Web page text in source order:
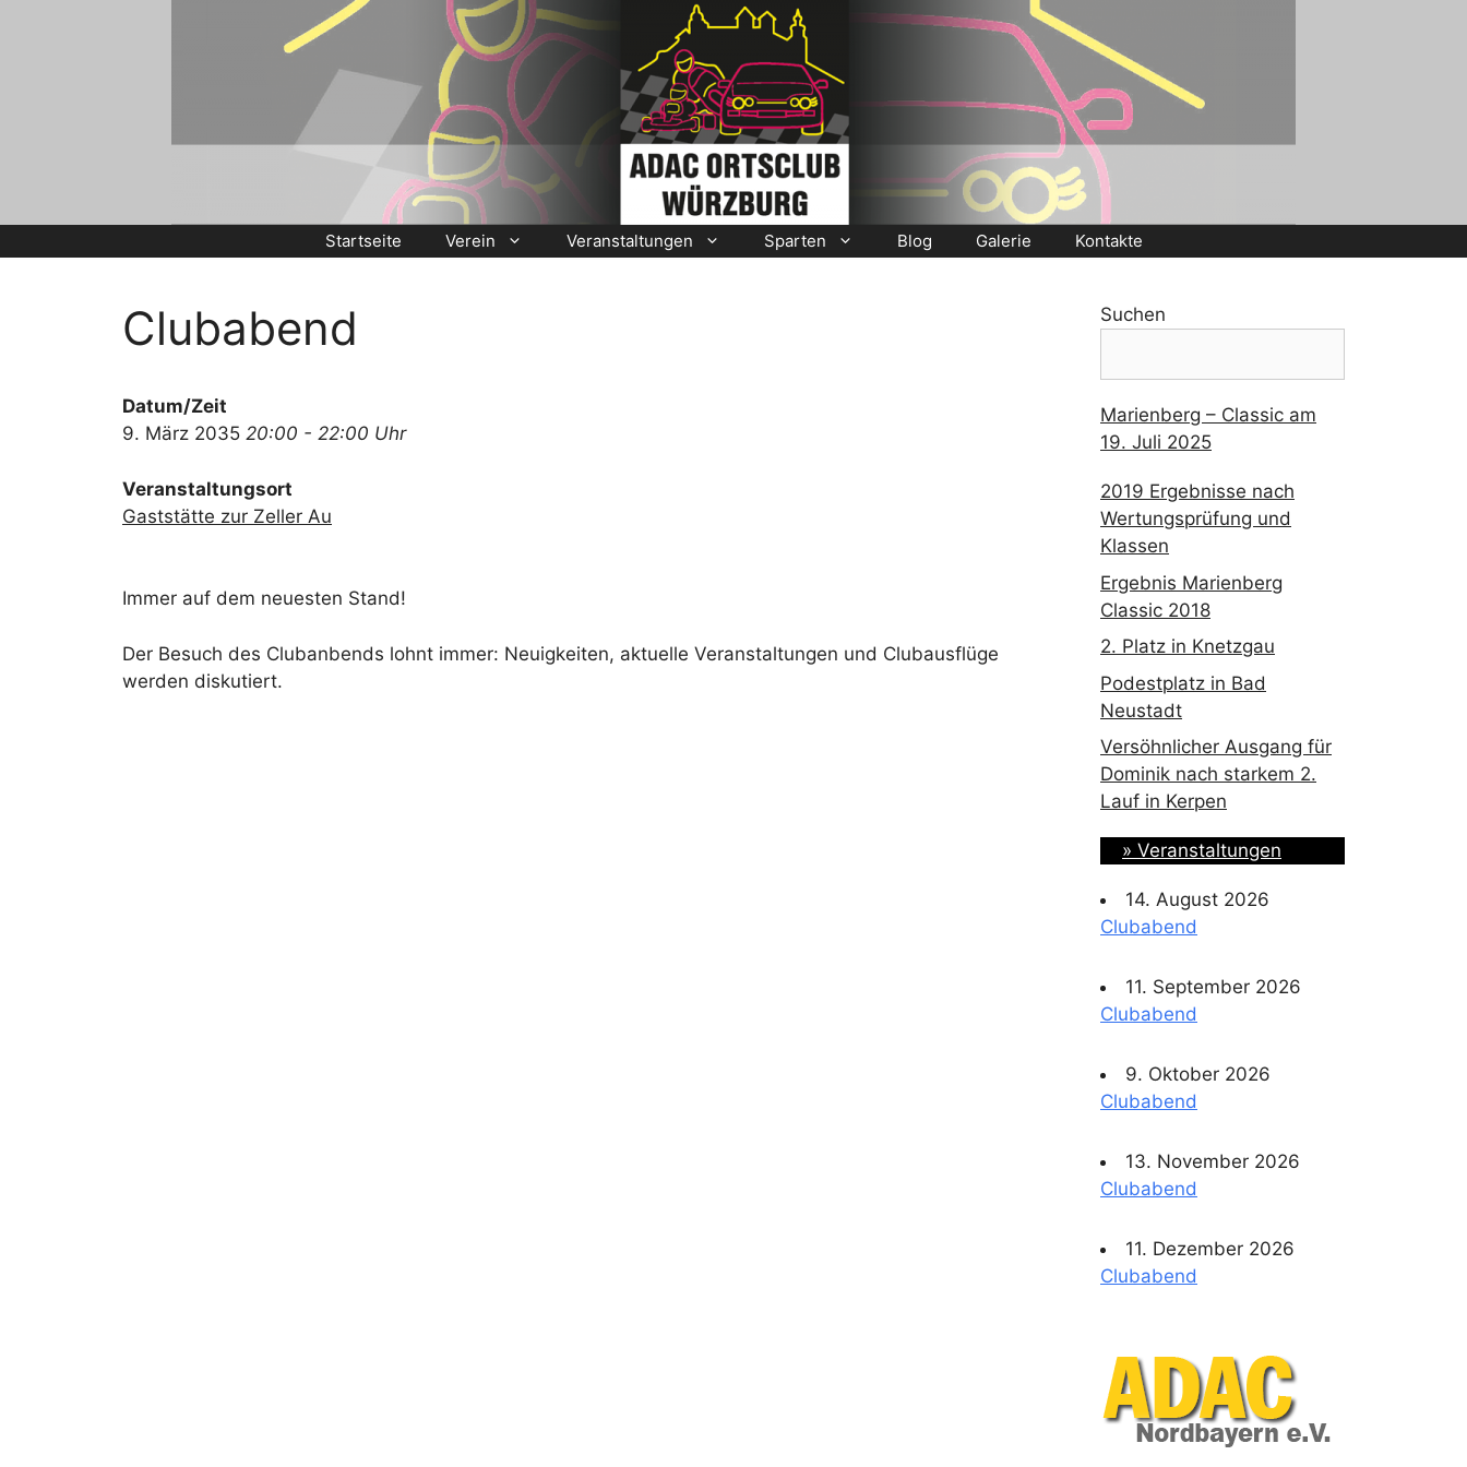
Startseite Verein Veranstaltungen Sparten Blog Galerie Kontakte
Clubabend
Datum/Zeit
9. März 2035 20:00 - 22:00 Uhr
Veranstaltungsort
Gaststätte zur Zeller Au
Immer auf dem neuesten Stand!
Der Besuch des Clubanbends lohnt immer: Neuigkeiten, aktuelle Veranstaltungen und Clubausflüge
werden diskutiert.
Suchen
Marienberg – Classic am
19. Juli 2025
2019 Ergebnisse nach
Wertungsprüfung und
Klassen
Ergebnis Marienberg
Classic 2018
2. Platz in Knetzgau
Podestplatz in Bad
Neustadt
Versöhnlicher Ausgang für
Dominik nach starkem 2.
Lauf in Kerpen
» Veranstaltungen
14. August 2026
Clubabend
11. September 2026
Clubabend
9. Oktober 2026
Clubabend
13. November 2026
Clubabend
11. Dezember 2026
Clubabend